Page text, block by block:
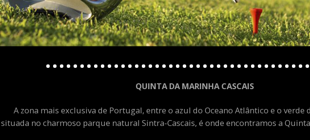
QUINTA DA MARINHA CASCAIS
A zona mais exclusiva de Portugal, entre o azul do Oceano Atlântico e o verde
situada no charmoso parque natural Sintra-Cascais, é onde encontramos a